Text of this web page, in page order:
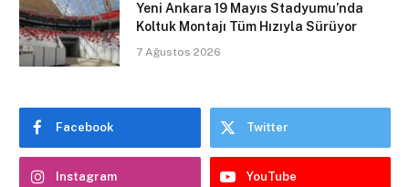
Yeni Ankara 19 Mayıs Stadyumu’nda
Koltuk Montajı Tüm Hızıyla Sürüyor
7 Ağustos 2026
Facebook Twitter
Instagram YouTube